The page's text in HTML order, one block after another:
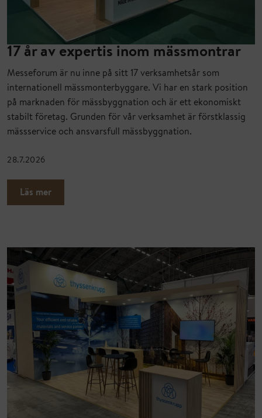
17 år av expertis inom mässmontrar
Messeforum är nu inne på sitt 17 verksamhetsår som
internationell mässmonterbyggare. Vi har en stark position
på marknaden för mässbyggnation och är ett ekonomiskt
stabilt företag. Grunden för vår verksamhet är förstklassig
mässservice och ansvarsfull mässbyggnation.
28.7.2026
Läs mer